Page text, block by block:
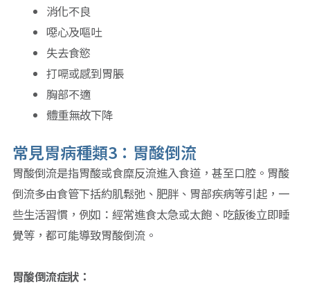
消化不良
噁心及嘔吐
失去食慾
打嗝或感到胃脹
胸部不適
體重無故下降
常見胃病種類3：胃酸倒流
胃酸倒流是指胃酸或食糜反流進入食道，甚至口腔。胃酸
倒流多由食管下括約肌鬆弛、肥胖、胃部疾病等引起，一
些生活習慣，例如：經常進食太急或太飽、吃飯後立即睡
覺等，都可能導致胃酸倒流。
胃酸倒流症狀：